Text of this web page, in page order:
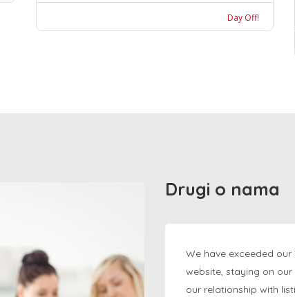
Day Off!
Drugi o nama
We have exceeded
website, staying on our
our relationship with